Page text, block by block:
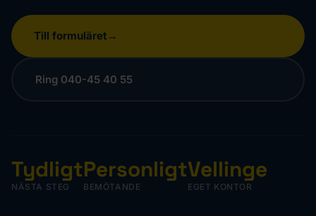
Till formuläret
Ring 040-45 40 55
Tydligt
NÄSTA STEG
Personligt
BEMÖTANDE
Vellinge
EGET KONTOR